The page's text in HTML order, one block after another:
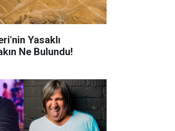
Yasaklı
Ne Bulundu!